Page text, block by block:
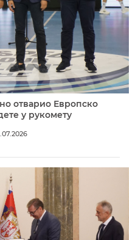
отварио Европско
у рукомету